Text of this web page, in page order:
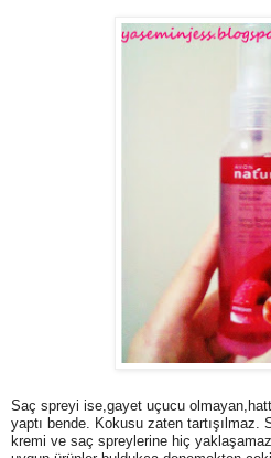
Saç spreyi ise,gayet uçucu
yaptı bende. Kokusu zaten tartışılmaz.
kremi ve saç spreylerine hiç